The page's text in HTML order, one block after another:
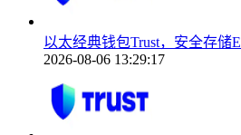
以太经典钱包Trust，安全存储
2026-08-06 13:29:17